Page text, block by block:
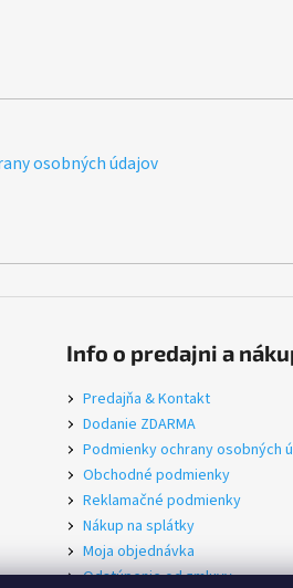
osobných údajov
Info o predajni a
Predajňa & Kontakt
Dodanie ZDARMA
Podmienky ochrany osobných
Obchodné podmienky
Reklamačné podmienky
Nákup na splátky
Moja objednávka
Odstúpenie od zmluvy